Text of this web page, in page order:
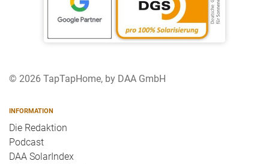
© 2026 TapTapHome, by DAA GmbH
INFORMATION
Die Redaktion
Podcast
DAA SolarIndex